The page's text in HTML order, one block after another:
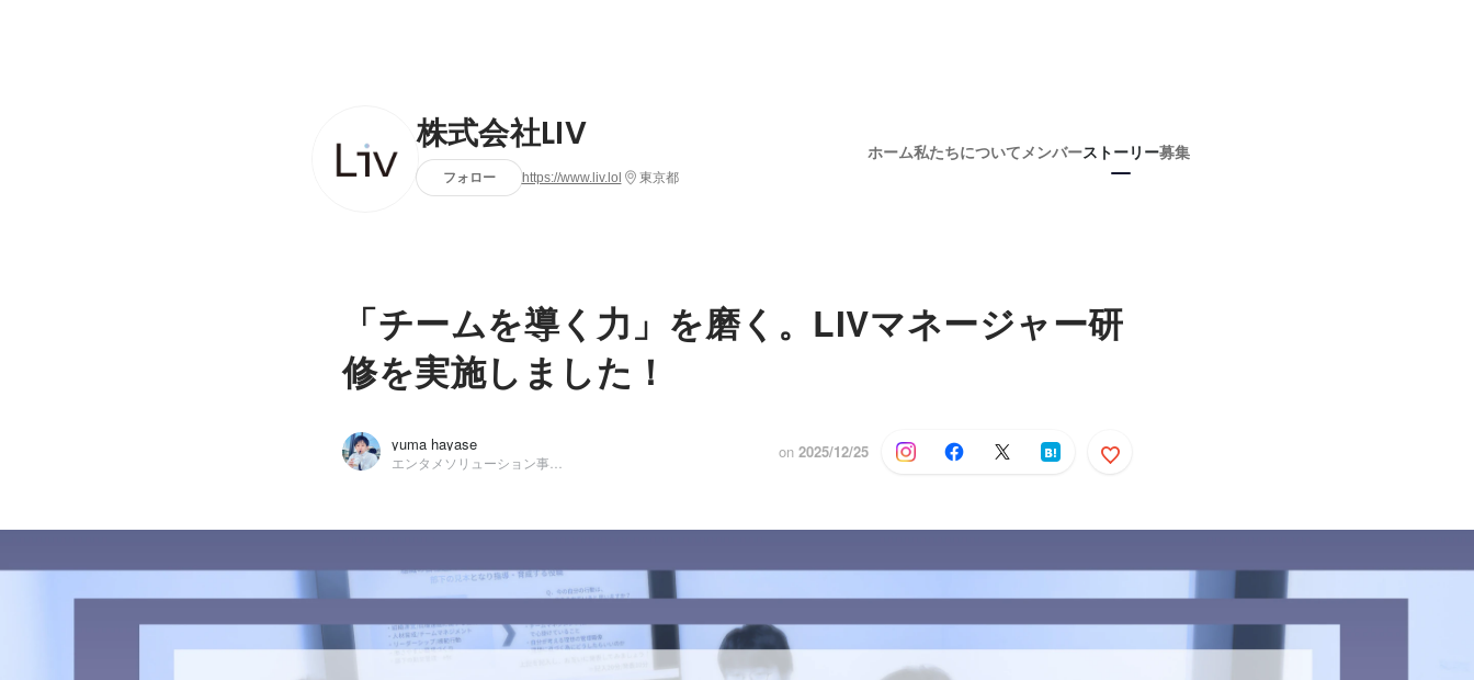
株式会社LIV
フォロー https://www.liv.lol 東京都
ホーム私たちについて メンバーストーリー募集
「チームを導く力」を磨く。LIVマネージャー研
修を実施しました！
yuma hayase on 2025/12/25